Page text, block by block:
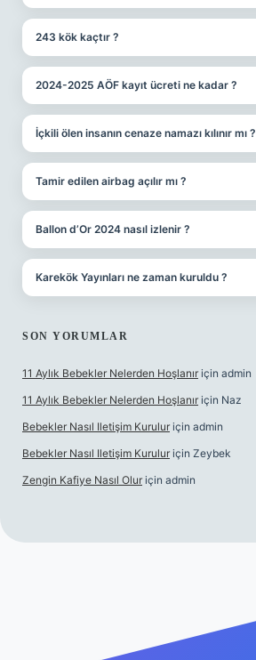
243 kök kaçtır ?
2024-2025 AÖF kayıt ücreti ne kadar ?
İçkili ölen insanın cenaze namazı kılınır mı ?
Tamir edilen airbag açılır mı ?
Ballon d’Or 2024 nasıl izlenir ?
Karekök Yayınları ne zaman kuruldu ?
SON YORUMLAR
11 Aylık Bebekler Nelerden Hoşlanır için admin
11 Aylık Bebekler Nelerden Hoşlanır için Naz
Bebekler Nasıl Iletişim Kurulur için admin
Bebekler Nasıl Iletişim Kurulur için Zeybek
Zengin Kafiye Nasıl Olur için admin